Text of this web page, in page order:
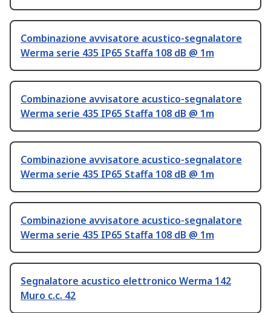
Combinazione avvisatore acustico-segnalatore
Werma serie 435 IP65 Staffa 108 dB @ 1m
Combinazione avvisatore acustico-segnalatore
Werma serie 435 IP65 Staffa 108 dB @ 1m
Combinazione avvisatore acustico-segnalatore
Werma serie 435 IP65 Staffa 108 dB @ 1m
Combinazione avvisatore acustico-segnalatore
Werma serie 435 IP65 Staffa 108 dB @ 1m
Segnalatore acustico elettronico Werma 142
Muro c.c. 42